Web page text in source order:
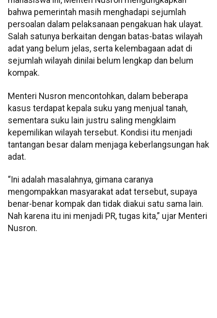
bahwa pemerintah masih menghadapi sejumlah
persoalan dalam pelaksanaan pengakuan hak ulayat.
Salah satunya berkaitan dengan batas-batas wilayah
adat yang belum jelas, serta kelembagaan adat di
sejumlah wilayah dinilai belum lengkap dan belum
kompak.
Menteri Nusron mencontohkan, dalam beberapa
kasus terdapat kepala suku yang menjual tanah,
sementara suku lain justru saling mengklaim
kepemilikan wilayah tersebut. Kondisi itu menjadi
tantangan besar dalam menjaga keberlangsungan hak
adat.
“Ini adalah masalahnya, gimana caranya
mengompakkan masyarakat adat tersebut, supaya
benar-benar kompak dan tidak diakui satu sama lain.
Nah karena itu ini menjadi PR, tugas kita,” ujar Menteri
Nusron.